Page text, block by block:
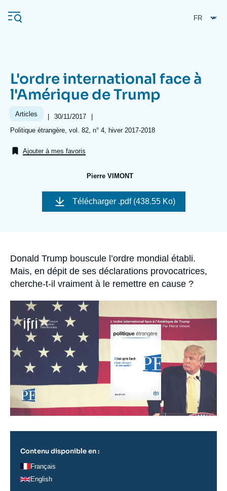
au
contenu
Navigation
principale
L'Ifri
Analyses
Nous soutenir
L'ordre international face à
l'Amérique de Trump
Articles |
Date
de
publication
30/11/2017
|
Références
Politique étrangère, vol. 82, n° 4, hiver 2017-2018
Ajouter à mes favoris
Pierre VIMONT
Télécharger .pdf (438.55 Ko)
Accroche
Donald Trump bouscule l’ordre mondial établi.
Mais, en dépit de ses déclarations provocatrices,
cherche-t-il vraiment à le remettre en cause ?
Image
principale
Contenu disponible en :
Français
English